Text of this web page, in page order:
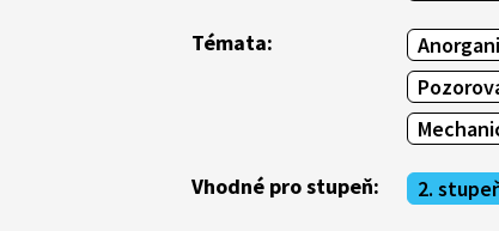
Témata:
Vhodné pro stupeň: 2.